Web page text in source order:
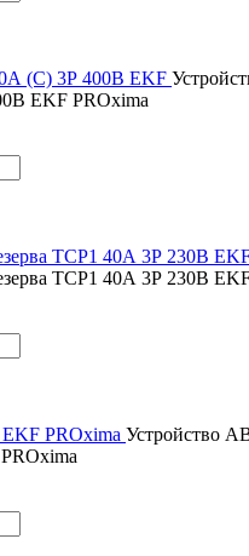
(C) 3Р 400В EKF
EKF PROxima
ТСP1 40А 3Р 230В
ТСP1 40А 3Р 230В
PROxima Устройство